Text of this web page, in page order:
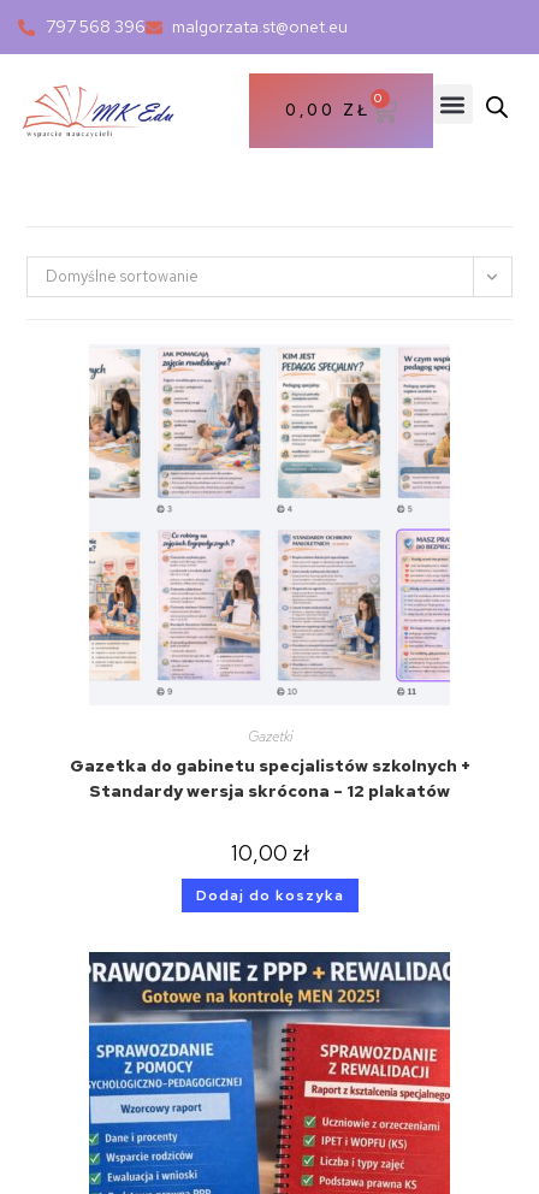
797 568 396 malgorzata.st@onet.eu
0,00 ZŁ
0
Domyślne sortowanie
Gazetki
Gazetka do gabinetu specjalistów szkolnych +
Standardy wersja skrócona – 12 plakatów
10,00 zł
Dodaj do koszyka